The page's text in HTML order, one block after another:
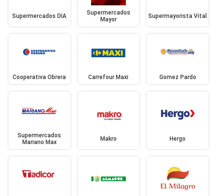
Supermercados DIA
Supermercados
Mayor
Supermayorista Vital
Cooperativa Obrera Carrefour Maxi Gomez Pardo
Supermercados
Mariano Max
Makro Hergo